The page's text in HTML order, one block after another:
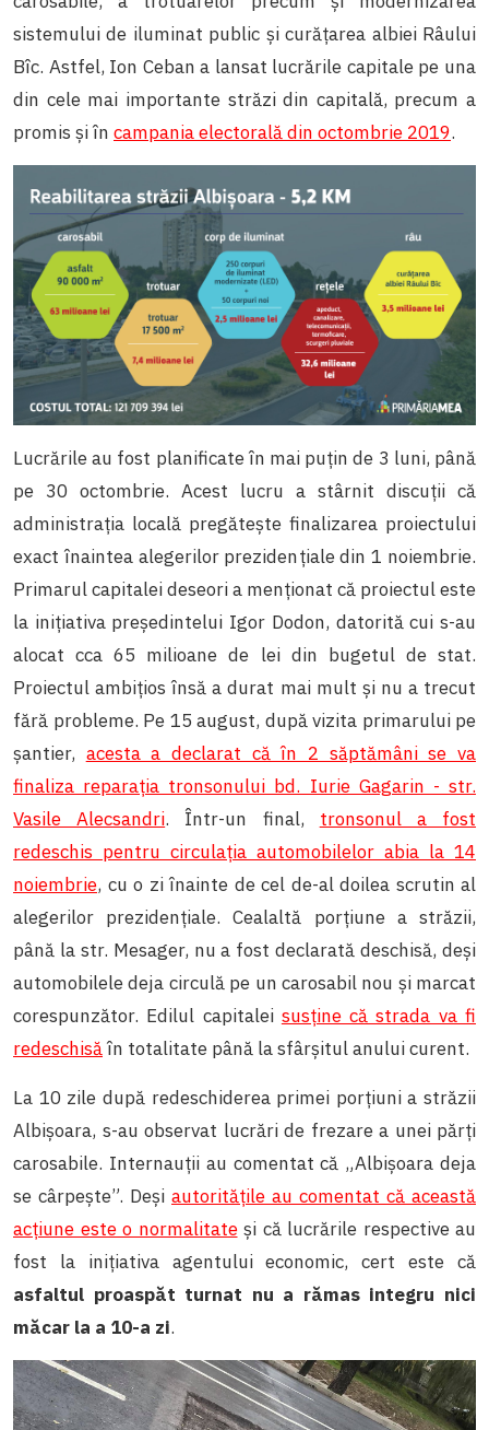
sistemului de iluminat public și curățarea albiei Râului
Bîc. Astfel, Ion Ceban a lansat lucrările capitale pe una
din cele mai importante străzi din capitală, precum a
promis și în campania electorală din octombrie 2019.
Lucrările au fost planificate în mai puțin de 3 luni, până
pe 30 octombrie. Acest lucru a stârnit discuții că
administrația locală pregătește finalizarea proiectului
exact înaintea alegerilor prezidențiale din 1 noiembrie.
Primarul capitalei deseori a menționat că proiectul este
la inițiativa președintelui Igor Dodon, datorită cui s-au
alocat cca 65 milioane de lei din bugetul de stat.
Proiectul ambițios însă a durat mai mult și nu a trecut
fără probleme. Pe 15 august, după vizita primarului pe
șantier, acesta a declarat că în 2 săptămâni se va
finaliza reparația tronsonului bd. Iurie Gagarin - str.
Vasile Alecsandri. Într-un final, tronsonul a fost
redeschis pentru circulația automobilelor abia la 14
noiembrie, cu o zi înainte de cel de-al doilea scrutin al
alegerilor prezidențiale. Cealaltă porțiune a străzii,
până la str. Mesager, nu a fost declarată deschisă, deși
automobilele deja circulă pe un carosabil nou și marcat
corespunzător. Edilul capitalei susține că strada va fi
redeschisăîn totalitate până la sfârșitul anului curent.
La 10 zile după redeschiderea primei porțiuni a străzii
Albișoara, s-au observat lucrări de frezare a unei părți
carosabile. Internauții au comentat că „Albișoara deja
se cârpește”. Deși autoritățile au comentat că această
acțiune este o normalitateși că lucrările respective au
fost la inițiativa agentului economic, cert este că
asfaltul proaspăt turnat nu a rămas integru nici
măcar la a 10-a zi.